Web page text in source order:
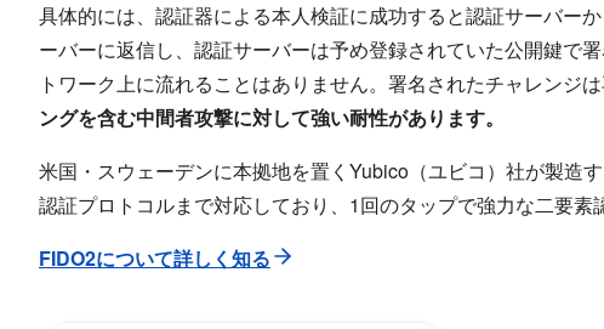
具体的には、認証器による本人検証に成功すると認証サーバー
ーバーに返信し、認証サーバーは予め登録されていた公開鍵で
トワーク上に流れることはありません。署名されたチャレンジ
ングを含む中間者攻撃に対して強い耐性があります。
米国・スウェーデンに本拠地を置くYubico（ユビコ）社が製造
認証プロトコルまで対応しており、1回のタップで強力な二要素
FIDO2について詳しく知る